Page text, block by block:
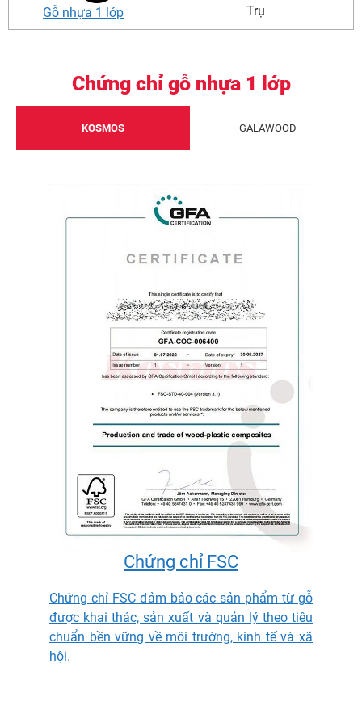
Gỗ nhựa 1 lớp
Trụ
Chứng chỉ gỗ nhựa 1 lớp
KOSMOS GALAWOOD
Chứng chỉ FSC
Chứng chỉ FSC đảm bảo các sản phẩm từ gỗ
được khai thác, sản xuất và quản lý theo tiêu
chuẩn bền vững về môi trường, kinh tế và xã
hội.